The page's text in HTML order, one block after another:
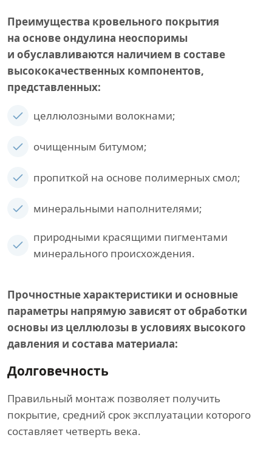
Преимущества кровельного покрытия
на основе ондулина неоспоримы
и обуславливаются наличием в составе
высококачественных компонентов,
представленных:
целлюлозными волокнами;
очищенным битумом;
пропиткой на основе полимерных смол;
минеральными наполнителями;
природными красящими пигментами
минерального происхождения.
Прочностные характеристики и основные
параметры напрямую зависят от обработки
основы из целлюлозы в условиях высокого
давления и состава материала:
Долговечность
Правильный монтаж позволяет получить
покрытие, средний срок эксплуатации которого
составляет четверть века.